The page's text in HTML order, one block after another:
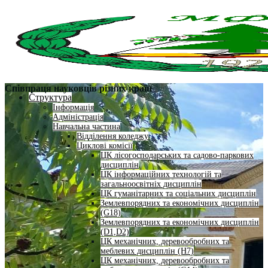
Структура
Інформація
Адміністрація
Навчальна частина
Відділення коледжу
Циклові комісії
ЦК лісогосподарських та садово-паркових
дисциплін
ЦК інформаційних технологій та
загальноосвітніх дисциплін
ЦК гуманітарних та соціальних дисциплін
Землевпорядних та економічних дисциплін
(G18)
Землевпорядних та економічних дисциплін
(D1,D2)
ЦК механічних, деревообробних та
меблевих дисциплін (H7)
ЦК механічних, деревообробних та
Співпраця науковців різних країн